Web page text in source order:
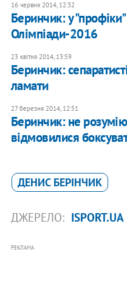
16 червня 2014, 12:32
Беринчик: у "профіки"
Олімпіади-2016
23 квітня 2014, 13:59
Беринчик:
ламати
27 березня 2014, 12:51
Беринчик: не
відмовилися
ДЕНИС БЕРІНЧИК
ДЖЕРЕЛО: ISPORT.UA
РЕКЛАМА